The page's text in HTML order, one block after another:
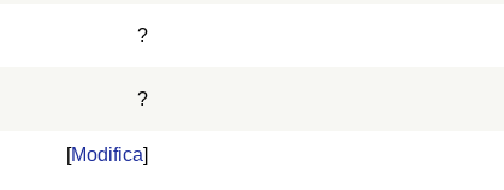
?
?
[Modifica]